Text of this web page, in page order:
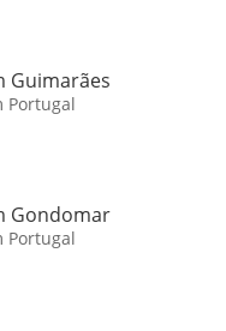
Guimarães
Portugal
Gondomar
Portugal